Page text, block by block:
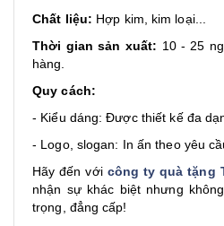
Chất liệu: Hợp kim, kim loại...
Thời gian sản xuất: 10 - 25
hàng.
Quy cách:
- Kiểu dáng: Được thiết kế đa
- Logo, slogan: In ấn theo yêu
Hãy đến với công ty quà tặng
nhận sự khác biệt nhưng
trọng, đẳng cấp!